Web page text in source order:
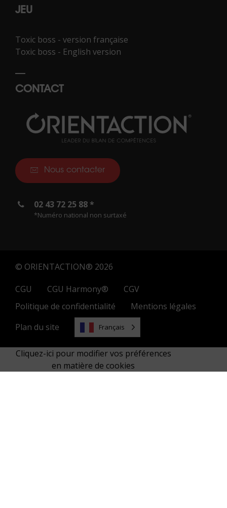
JEU
Toxic boss - version française
Toxic boss - English version
CONTACT
Nous contacter
02 43 72 25 88 *
*Numéro national non surtaxé
© ORIENTACTION® 2026
CGU
CGU Harmony®
CGV
Politique de confidentialité
Mentions légales
Plan du site
Français
Cliquez-ici pour modifier vos préférences
en matière de cookies